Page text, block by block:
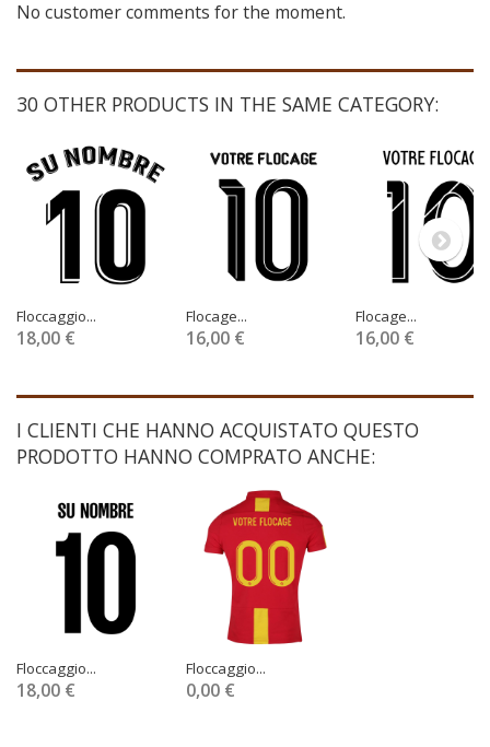
No customer comments for the moment.
30 OTHER PRODUCTS IN THE SAME CATEGORY:
Floccaggio...
18,00 €
Flocage...
16,00 €
Flocage...
16,00 €
I CLIENTI CHE HANNO ACQUISTATO QUESTO
PRODOTTO HANNO COMPRATO ANCHE:
Floccaggio...
18,00 €
Floccaggio...
0,00 €